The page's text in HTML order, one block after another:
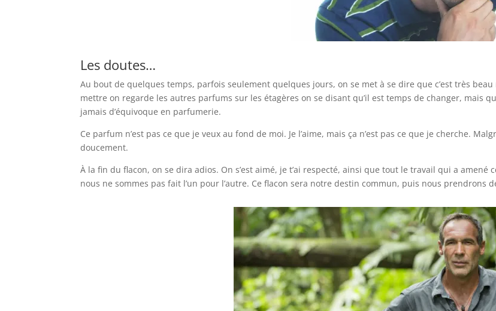
Les doutes…
Au bout de quelques temps, parfois seulement quelques jours, on se met à se dire que c’est très
mettre on regarde les autres parfums sur les étagères on se disant qu’il est temps de changer, mais
jamais d’équivoque en parfumerie.
Ce parfum n’est pas ce que je veux au fond de moi. Je l’aime, mais ça n’est pas ce que je cherche.
doucement.
À la fin du flacon, on se dira adios. On s’est aimé, je t’ai respecté, ainsi que tout le travail qui a
nous ne sommes pas fait l’un pour l’autre. Ce flacon sera notre destin commun, puis nous prendrons